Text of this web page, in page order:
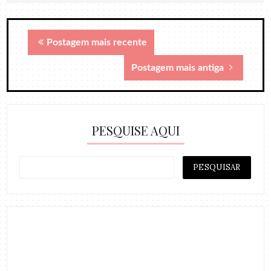
Postagem mais recente
Postagem mais antiga
PESQUISE AQUI